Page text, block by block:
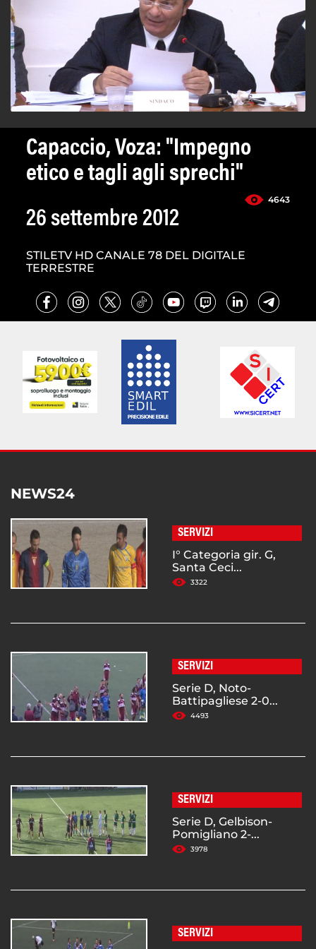
Capaccio, Voza: "Impegno
etico e tagli agli sprechi"
4643
26 settembre 2012
STILETV HD CANALE 78 DEL DIGITALE
TERRESTRE
NEWS24
SERVIZI
I° Categoria gir. G,
Santa Ceci...
3322
SERVIZI
Serie D, Noto-
Battipagliese 2-0...
4493
SERVIZI
Serie D, Gelbison-
Pomigliano 2-...
3978
SERVIZI